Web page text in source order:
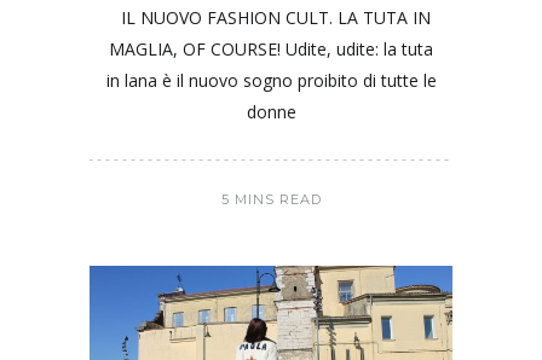
IL NUOVO FASHION CULT. LA TUTA IN
MAGLIA, OF COURSE! Udite, udite: la tuta
in lana è il nuovo sogno proibito di tutte le
donne
5 MINS READ